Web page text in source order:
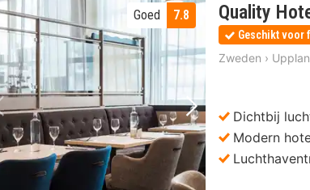
Vorige foto Volgende foto
7.8
Goed Quality
Geschikt voor
Zweden ›
Dichtbij
Modern